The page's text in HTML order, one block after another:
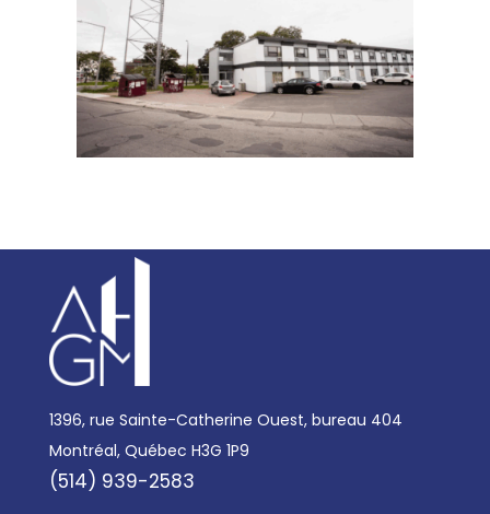
1396, rue Sainte-Catherine Ouest, bureau 404
Montréal, Québec H3G 1P9
(514) 939-2583